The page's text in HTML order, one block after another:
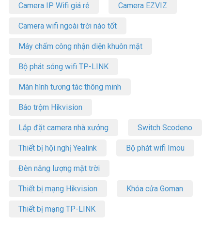
Camera IP Wifi giá rẻ Camera EZVIZ
Camera wifi ngoài trời nào tốt
Máy chấm công nhận diện khuôn mặt
Bộ phát sóng wifi TP-LINK
Màn hình tương tác thông minh
Báo trộm Hikvision
Lắp đặt camera nhà xưởng Switch Scodeno
Thiết bị hội nghị Yealink Bộ phát wifi Imou
Đèn năng lượng mặt trời
Thiết bị mạng Hikvision Khóa cửa Goman
Thiết bị mạng TP-LINK